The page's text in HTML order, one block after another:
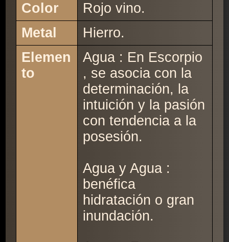
Color
Rojo vino.
Metal
Hierro.
Elemen
to
Agua : En Escorpio
, se asocia con la
determinación, la
intuición y la pasión
con tendencia a la
posesión.
Agua y Agua :
benéfica
hidratación o gran
inundación.